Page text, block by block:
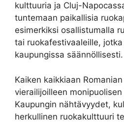
kulttuuria ja Cluj-
tuntemaan paikallisia
esimerkiksi osallistumalla
tai ruokafestivaaleille,
kaupungissa säännöllisesti.
Kaiken kaikkiaan
vierailijoilleen
Kaupungin nähtävyydet,
herkullinen ruokakulttuuri